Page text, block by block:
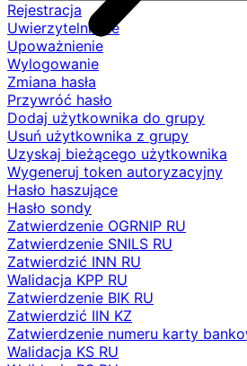
Rejestracja
Uwierzytelnianie
Upoważnienie
Wylogowanie
Zmiana hasła
Przywróć hasło
Dodaj użytkownika do grupy
Usuń użytkownika z grupy
Uzyskaj bieżącego użytkownika
Wygeneruj token autoryzacyjny
Hasło haszujące
Hasło sondy
Zatwierdzenie OGRNIP RU
Zatwierdzenie SNILS RU
Zatwierdzić INN RU
Walidacja KPP RU
Zatwierdzenie BIK RU
Zatwierdzić IIN KZ
Zatwierdzenie numeru karty
Walidacja KS RU